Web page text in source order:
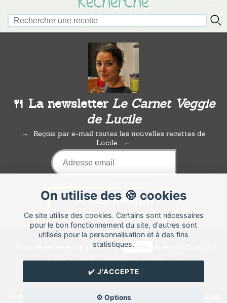
On utilise des 🍪 cookies
Ce site utilise des cookies. Certains sont nécessaires
pour le bon fonctionnement du site, d'autres sont
utilisés pour la personnalisation et à des fins
statistiques.
✔️ J'ACCEPTE
⚙️ Options
🍴 La newsletter Le Carnet Veggie
de Lucile
Reçois par e-mail toutes les nouvelles recettes de
Lucile.
Blog de recettes de cuisine de Lucile
Land ⁄ RSS ⁄Réglage des cookies/
✉️ Contacter Lucile
© Cuisine.land : La plateforme de blog spécialisée dans les blogs culinaires.